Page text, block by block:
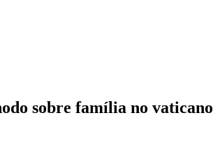
sobre família no vaticano